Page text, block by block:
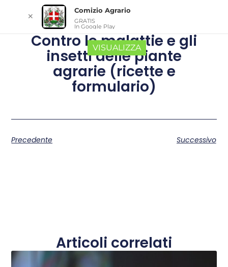
Contro le malattie e gli
insetti delle piante
agrarie (ricette e
formulario)
Precedente Successivo
Articoli correlati
✕
Comizio Agrario
GRATIS
In Google Play
VISUALIZZA